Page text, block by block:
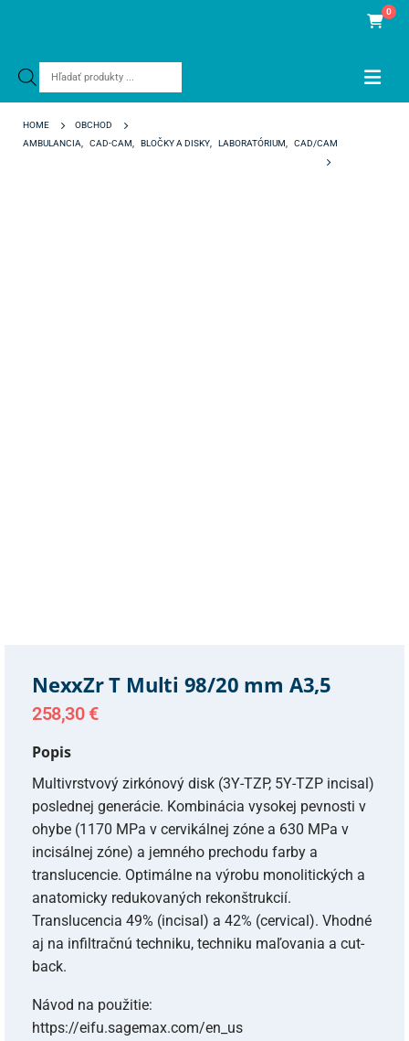
Products
0
HOME
OBCHOD
AMBULANCIA
CAD-CAM BLOČKY A DISKY LABORATÓRIUM CAD/CAM
NexxZr T Multi 98/20 mm A3,5
258,30 €
Popis
Multivrstvový zirkónový disk (3Y-TZP, 5Y-TZP incisal)
poslednej generácie. Kombinácia vysokej pevnosti v
ohybe (1170 MPa v cervikálnej zóne a 630 MPa v
incisálnej zóne) a jemného prechodu farby a
translucencie. Optimálne na výrobu monolitických a
anatomicky redukovaných rekonštrukcií.
Translucencia 49% (incisal) a 42% (cervical). Vhodné
aj na infiltračnú techniku, techniku maľovania a cut-
back.
Návod na použitie:
https://eifu.sagemax.com/en_us